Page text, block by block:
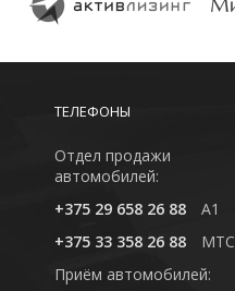
ТЕЛЕФОНЫ
Отдел продажи
автомобилей:
+375 29 658 26 88
A1
+375 33 358 26 88
MTC
Приём автомобилей: